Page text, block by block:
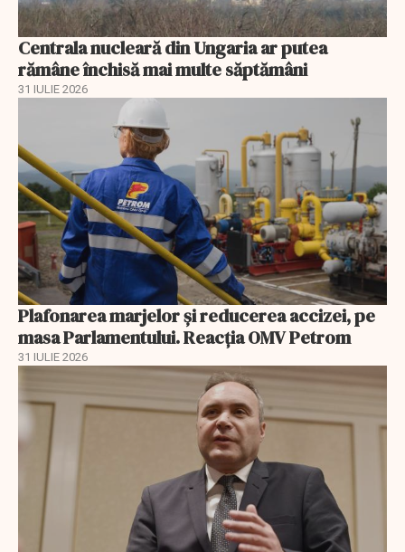
Centrala nucleară din Ungaria ar putea
rămâne închisă mai multe săptămâni
31 IULIE 2026
Plafonarea marjelor și reducerea accizei, pe
masa Parlamentului. Reacția OMV Petrom
31 IULIE 2026